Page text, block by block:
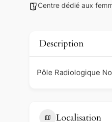
Centre dédié aux
Description
Pôle Radiologique
Localisation